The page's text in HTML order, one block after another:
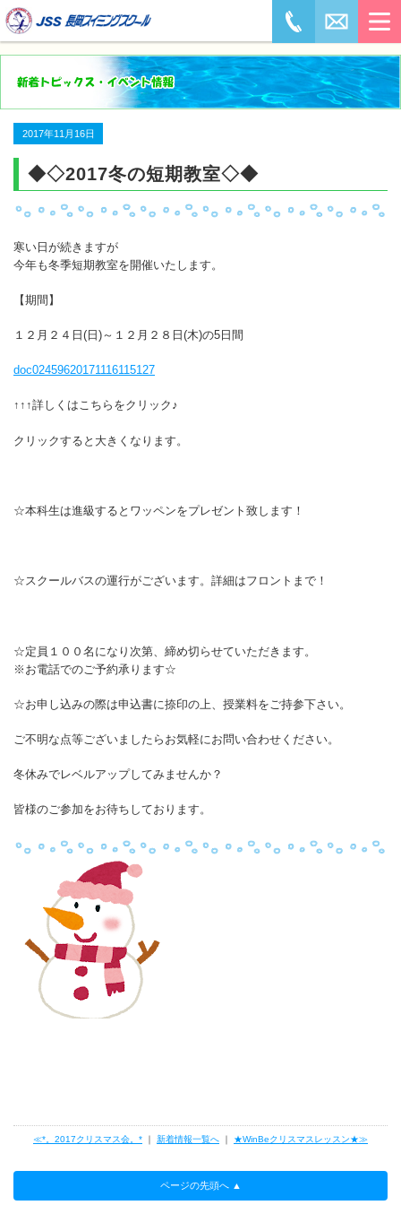
2017年11月16日
◆◇2017冬の短期教室◇◆
寒い日が続きますが
今年も冬季短期教室を開催いたします。
【期間】
１２月２４日(日)～１２月２８日(木)の5日間
doc02459620171116115127
↑↑↑詳しくはこちらをクリック♪
クリックすると大きくなります。
☆本科生は進級するとワッペンをプレゼント致します！
☆スクールバスの運行がございます。詳細はフロントまで！
☆定員１００名になり次第、締め切らせていただきます。
※お電話でのご予約承ります☆
☆お申し込みの際は申込書に捺印の上、授業料をご持参下さい。
ご不明な点等ございましたらお気軽にお問い合わせください。
冬休みでレベルアップしてみませんか？
皆様のご参加をお待ちしております。
≪*。2017クリスマス会。* ｜ 新着情報一覧へ ｜ ★WinBeクリスマスレッスン★≫
ページの先頭へ ▲